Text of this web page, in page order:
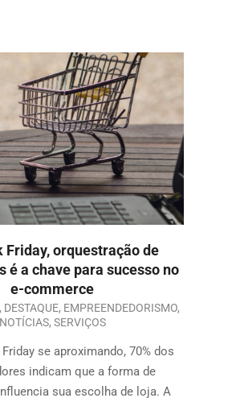
Friday, orquestração de
é a chave para sucesso no
e-commerce
, DESTAQUE, EMPREENDEDORISMO,
NOTÍCIAS, SERVIÇOS
se aproximando, 70% dos
indicam que a forma de
sua escolha de loja. A